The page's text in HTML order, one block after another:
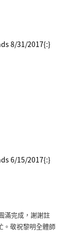
滿完成，謝謝註
。敬祝黎明全體師